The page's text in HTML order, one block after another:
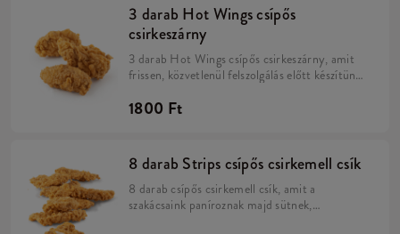
3 darab Hot Wings csípős
csirkeszárny
3 darab Hot Wings csípős csirkeszárny, amit
frissen, közvetlenül felszolgálás előtt készítünk
Wings-nek lehetetlen ellenálni!
1800 Ft
8 darab Strips csípős csirkemell csík
8 darab csípős csirkemell csík, amit a
szakácsaink paníroznak majd sütnek,